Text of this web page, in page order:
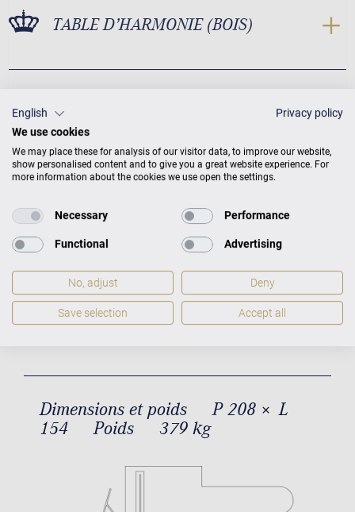
TABLE D’HARMONIE (BOIS)
TABLE D’HARMONIE (CONCEPTION)
Academy A 208 Dimensions et
poids
Dimensions et poids
P 208 × L
154
Poids 379 kg
English
Privacy policy
We use cookies
We may place these for analysis of our visitor data, to improve our website,
show personalised content and to give you a great website experience. For
more information about the cookies we use open the settings.
Necessary Performance
Functional Advertising
No, adjust Deny
Save selection Accept all